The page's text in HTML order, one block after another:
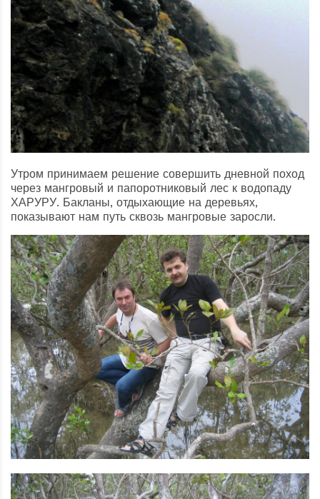
Утром принимаем решение совершить дневной поход
через мангровый и папоротниковый лес к водопаду
ХАРУРУ. Бакланы, отдыхающие на деревьях,
показывают нам путь сквозь мангровые заросли.